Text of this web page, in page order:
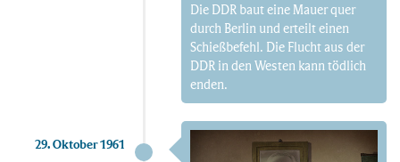
Die DDR baut eine Mauer quer
durch Berlin und erteilt einen
Schießbefehl. Die Flucht aus der
DDR in den Westen kann tödlich
enden.
29. Oktober 1961